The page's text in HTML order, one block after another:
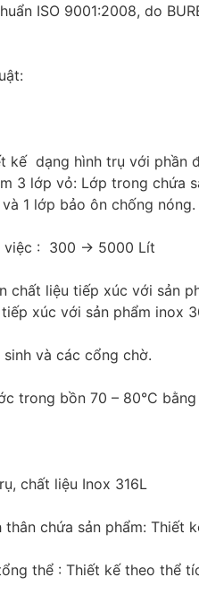
ISO 9001:2008, do
kế dạng hình trụ với phần
3 lớp vỏ: Lớp trong chứa
1 lớp bảo ôn chống nóng.
việc : 300 -> 5000 Lít
chất liệu tiếp xúc với sản
xúc với sản phẩm inox
và các cổng chờ.
trong bồn 70 – 80°C
chất liệu Inox 316L
chứa sản phẩm: Thiết
thể : Thiết kế theo thể